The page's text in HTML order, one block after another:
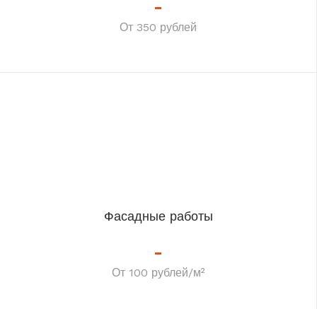
От 350 рублей
Фасадные работы
От 100 рублей/м²